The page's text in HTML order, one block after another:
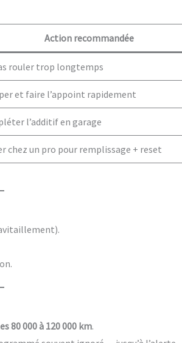
Action recommandée
rouler trop longtemps
et faire l’appoint rapidement
l’additif en garage
chez un pro pour remplissage + reset
80 000 à 120 000 km.